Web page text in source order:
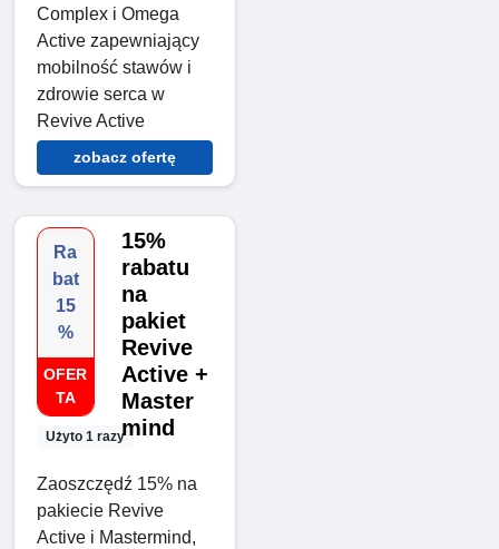
Complex i Omega
Active zapewniający
mobilność stawów i
zdrowie serca w
Revive Active
zobacz ofertę
Ra
bat
15
%
OFER
TA
Użyto 1 razy
15%
rabatu
na
pakiet
Revive
Active +
Master
mind
Zaoszczędź 15% na
pakiecie Revive
Active i Mastermind,